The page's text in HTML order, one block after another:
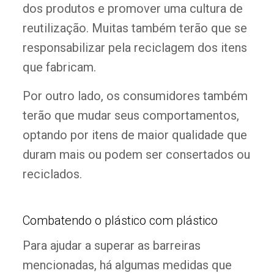
dos produtos e promover uma cultura de
reutilização. Muitas também terão que se
responsabilizar pela reciclagem dos itens
que fabricam.
Por outro lado, os consumidores também
terão que mudar seus comportamentos,
optando por itens de maior qualidade que
duram mais ou podem ser consertados ou
reciclados.
Combatendo o plástico com plástico
Para ajudar a superar as barreiras
mencionadas, há algumas medidas que